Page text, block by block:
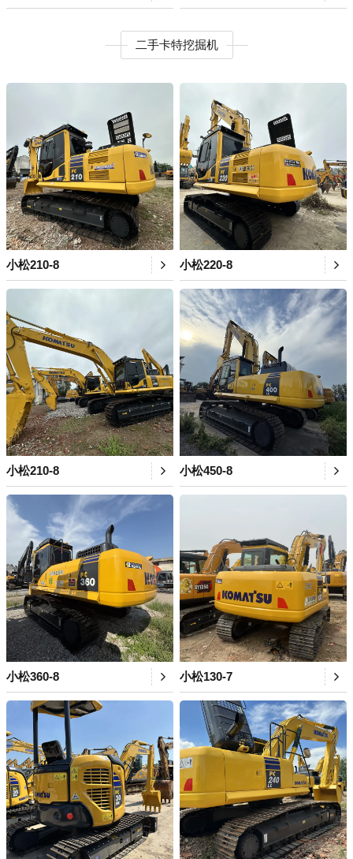
二手卡特挖掘机
小松210-8 小松220-8
小松210-8 小松450-8
小松360-8 小松130-7